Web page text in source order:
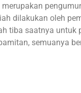
dilakukan oleh
tiba saatnya untuk
semuanya